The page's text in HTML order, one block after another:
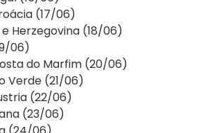
(17/06)
e Herzegovina (18/06)
06)
do Marfim (20/06)
Verde (21/06)
(22/06)
(23/06)